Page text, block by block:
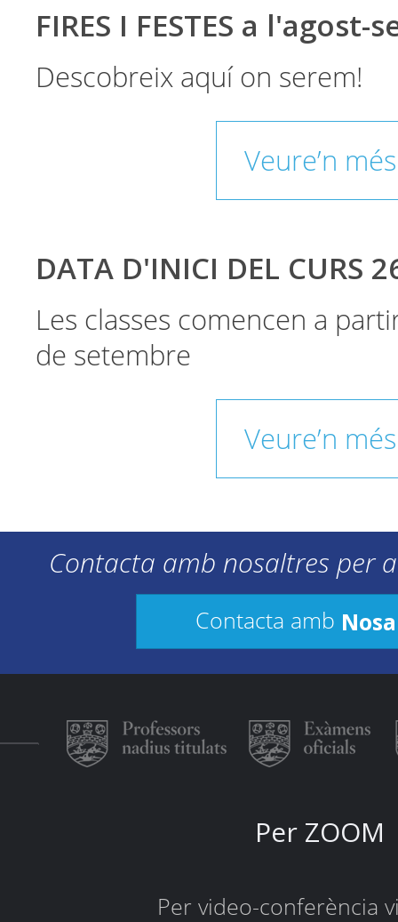
FIRES I FESTES a l'agost-
Descobreix aquí on serem!
Veure’n més
DATA D'INICI DEL CURS
Les classes comencen a
de setembre
Veure’n més
Contacta amb nosaltres per
Contacta amb
Per ZOOM
Per video-conferència